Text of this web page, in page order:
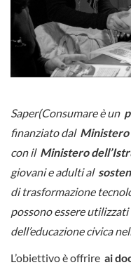
Saper(Consumare è un
finanziato dal Ministero
con il Ministero
giovani e adulti al
di trasformazione
possono essere utilizzati
dell’educazione civica
L’obiettivo è offrire ai